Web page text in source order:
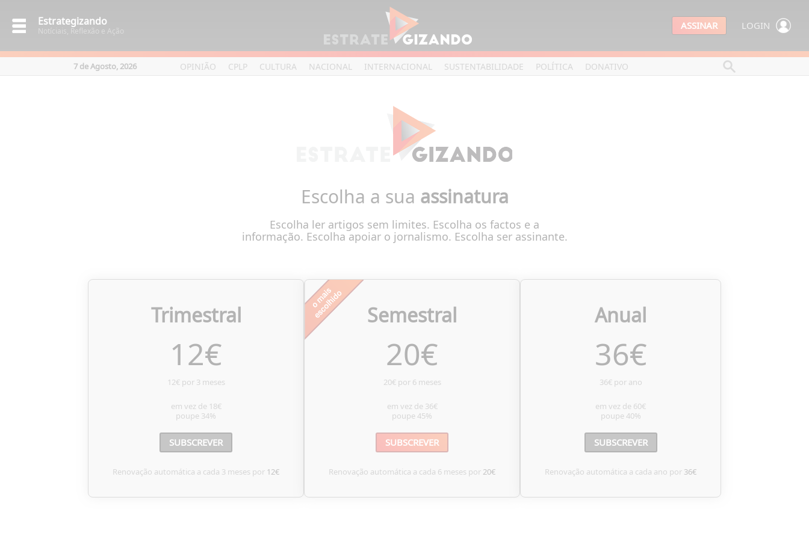
Estrategizando
Notíciais, Reflexão e Ação ASSINAR LOGIN
7 de Agosto, 2026 OPINIÃO CPLP CULTURA NACIONAL INTERNACIONAL SUSTENTABILIDADE POLÍTICA DONATIVO
Escolha a sua assinatura
Escolha ler artigos sem limites. Escolha os factos e a
informação. Escolha apoiar o jornalismo. Escolha ser assinante.
Trimestral
12€
12€ por 3 meses
em vez de 18€
poupe 34%
SUBSCREVER
Renovação automática a cada 3 meses por 12€
Semestral
20€
20€ por 6 meses
em vez de 36€
poupe45%
SUBSCREVER
Renovação automática a cada 6 meses por20€
Anual
36€
36€ por ano
em vez de 60€
poupe40%
SUBSCREVER
Renovação automática a cada ano por36€